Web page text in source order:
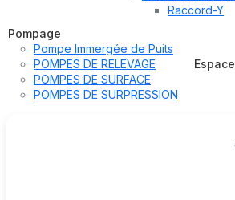
Raccord-Y
Pompage
Pompe Immergée de Puits
POMPES DE RELEVAGE
POMPES DE SURFACE
POMPES DE SURPRESSION